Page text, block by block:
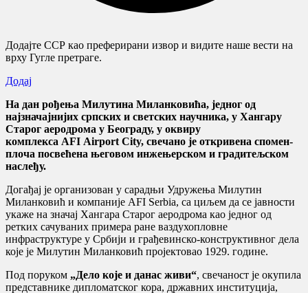
Додајте ССР као преферирани извор и видите наше вести на
врху Гугле претраге.
Додај
На дан рођења Милутина Миланковића, једног од
најзначајнијих српских и светских научника, у Хангару
Старог аеродрома у Београду, у оквиру
комплекса AFI Airport City, свечано је откривена спомен-
плоча посвећена његовом инжењерском и градитељском
наслеђу.
Догађај је организован у сарадњи Удружења Милутин
Миланковић и компаније AFI Serbia, са циљем да се јавности
укаже на значај Хангара Старог аеродрома као једног од
ретких сачуваних примера ране ваздухопловне
инфраструктуре у Србији и грађевинско-конструктивног дела
које је Милутин Миланковић пројектовао 1929. године.
Под поруком „Дело које и данас живи“, свечаност је окупила
представнике дипломатског кора, државних институција,